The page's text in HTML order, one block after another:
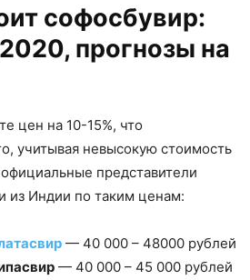
софосбувир:
прогнозы на
цен на 10-15%, что
учитывая невысокую стоимость
представители
из Индии по таким ценам:
— 40 000 – 48000 рублей
— 40 000 – 45 000 рублей